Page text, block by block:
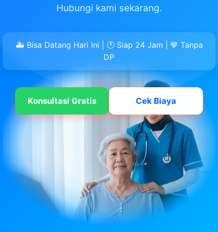
Hubungi kami sekarang.
🚑 Bisa Datang Hari Ini | 🕐 Siap 24 Jam | 💙 Tanpa
DP
Konsultasi Gratis Cek Biaya